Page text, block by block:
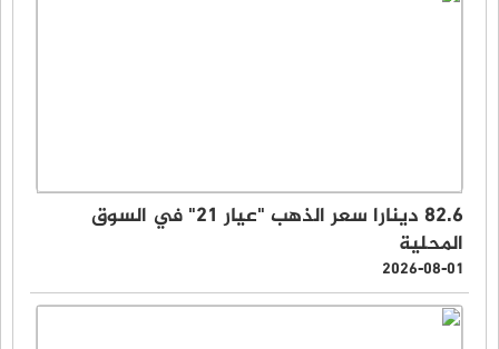
82.6 دينارا سعر الذهب "عيار 21" في السوق
المحلية
2026-08-01